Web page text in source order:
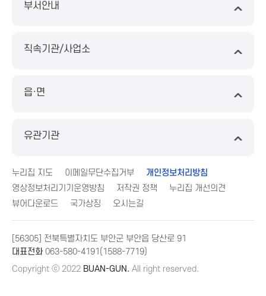
부서안내
직속기관/사업소
읍·면
유관기관
누리집 지도 이메일무단수집거부
개인정보처리방침
영상정보처리기기운영방침
저작권 정책
누리집 개선의견
뷰어다운로드
국가상징 오시는길
[56305] 전북특별자치도 부안군 부안읍 당산로 91
대표전화063-580-4191(1588-7719)
Copyright ⓒ 2022 BUAN-GUN. All right reserved.